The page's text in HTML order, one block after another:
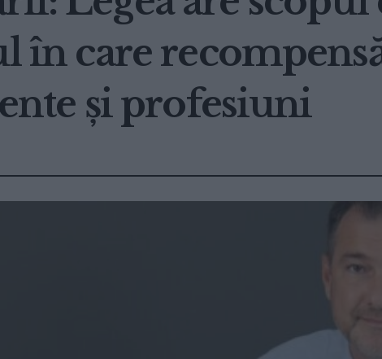
în care
și profesiuni